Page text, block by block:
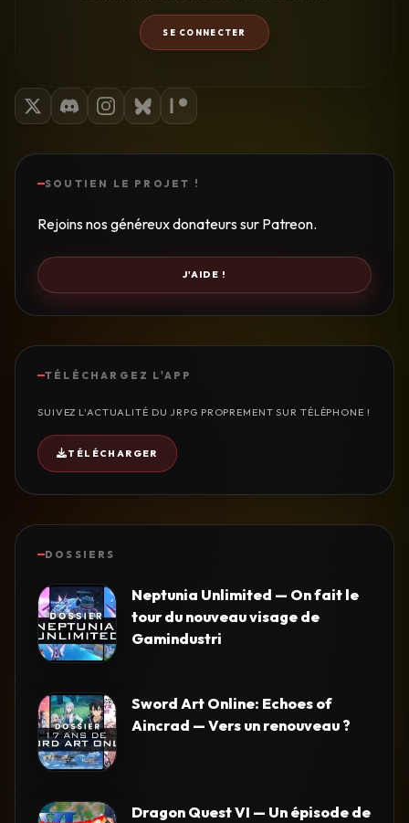
SE CONNECTER
SOUTIEN LE PROJET !
Rejoins nos généreux donateurs sur Patreon.
J'AIDE !
TÉLÉCHARGEZ L'APP
SUIVEZ L'ACTUALITÉ DU JRPG PROPREMENT SUR TÉLÉPHONE !
TÉLÉCHARGER
DOSSIERS
Neptunia Unlimited — On fait le
tour du nouveau visage de
Gamindustri
Sword Art Online: Echoes of
Aincrad — Vers un renouveau ?
Dragon Quest VI — Un épisode de